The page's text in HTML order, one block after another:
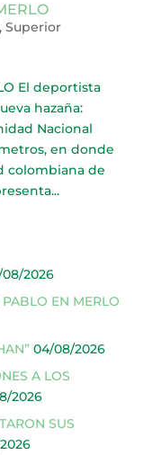
Superior
El deportista
hazaña:
Nacional
en donde
colombiana de
08/2026
EN MERLO
04/08/2026
A LOS
2026
SUS